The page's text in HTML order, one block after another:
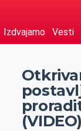
Izdvajamo Vesti
(VIDEO)